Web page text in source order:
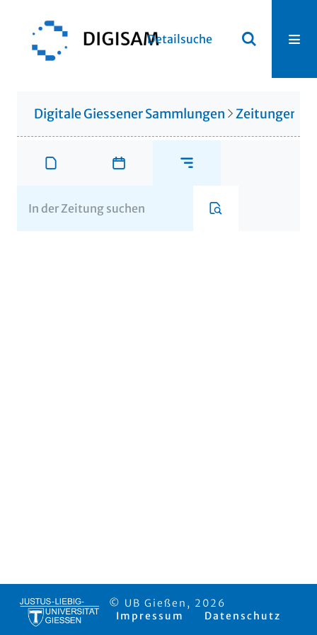
Detailsuche
Digitale Giessener Sammlungen Zeitungen
© UB Gießen, 2026
Impressum
Datenschutz